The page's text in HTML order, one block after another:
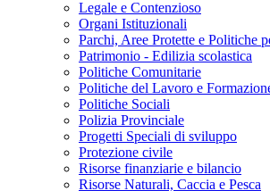
Legale e Contenzioso
Organi Istituzionali
Parchi, Aree Protette e Politiche
Patrimonio - Edilizia scolastica
Politiche Comunitarie
Politiche del Lavoro e
Politiche Sociali
Polizia Provinciale
Progetti Speciali di sviluppo
Protezione civile
Risorse finanziarie e bilancio
Risorse Naturali, Caccia e Pesca